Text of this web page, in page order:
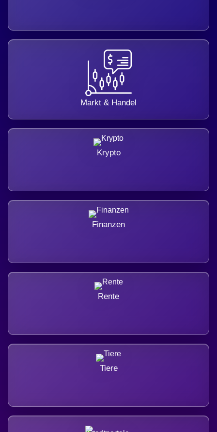
Markt & Handel
Krypto
Finanzen
Rente
Tiere